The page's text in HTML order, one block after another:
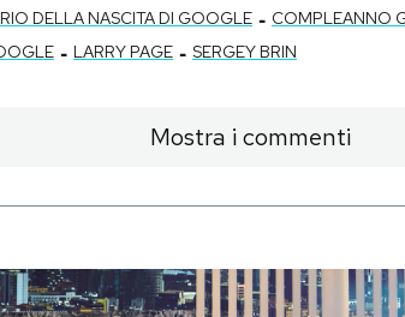
DELLA NASCITA DI GOOGLE - COMPLEANNO
- LARRY PAGE - SERGEY BRIN
Mostra i commenti